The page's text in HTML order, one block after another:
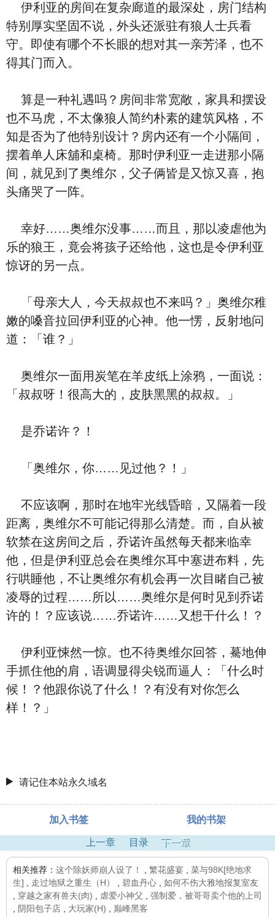
伊利亚的房间在复杂廊道的最深处，房门结构
特别厚实坚固不说，外头还派驻有狼人士兵看
守。即使有哪个不长眼的想对其一亲芳泽，也不
得其门而入。
算是一种礼遇吗？房间非常宽敞，家具和摆设
也不马虎，不太像狼人简约朴素的建筑风格，不
知是否为了他特别设计？房内还有一个小隔间，
摆着单人床舖和桌椅。那时伊利亚一走进那小隔
间，就见到了奥维尔，父子俩皆是又惊又喜，抱
头痛哭了一阵。
幸好……奥维尔没事……而且，那以凌虐他为
乐的狼王，竟会将孩子还给他，这也是令伊利亚
惊讶的另一点。
「母亲大人，今天叔叔也不来吗？」奥维尔稚
嫩的嗓音拉回伊利亚的心神。他一愣，反射地问
道：「谁？」
奥维尔一面用炭笔在羊皮纸上涂鸦，一面说：
「叔叔呀！很高大的，皮肤黑黑的叔叔。」
是乔诺许？！
「奥维尔，你……见过他？！」
不应该啊，那时在地牢光线昏暗，又隔着一段
距离，奥维尔不可能记得那么清楚。而，自从被
软禁在这房间之后，乔诺许虽然每天都来临幸
他，但是伊利亚总会在奥维尔耳中塞进布料，先
行哄睡他，不让奥维尔有机会再一次目睹自己被
凌辱的过程……所以……奥维尔是何时见到乔诺
许的！？应该说……乔诺许……又想干什么！？
伊利亚悚然一惊。也不待奥维尔回答，驀地伸
手抓住他的肩，语调显得尖锐而逼人：「什么时
候！？他跟你说了什么！？有没有对你怎么
样！？」
请记住本站永久域名
加入书签 我的书架
上一章 目录 下一章
相关推荐： 这个除妖师崩人设了！ 繁花盛宴
菜与98K[绝地求
生]
走过地狱之重生（H） 碧血丹心
如何不伤大雅地报复室友
穿越之家有兽夫(肉) 虐爱小神父
强制爱，被哥哥卖个他的上司
阴阳包子店 大玩家(H) 巅峰黑客